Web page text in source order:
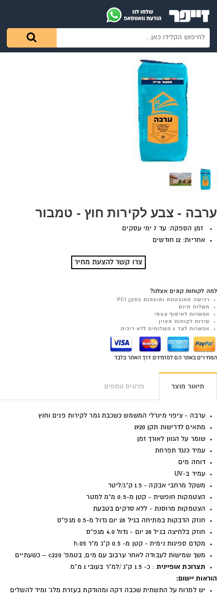
ערבה - צבע לקירות חוץ - טמבור
זמן הספקה: עד 7 ימי עסקים
אחריות: 12 חודשים
צרו קשר להצעת מחיר
למה לקוחות קונים אצלנו?
רכישה מאובטחת ומוצפנת בתקן PCI
משלוח חינם
אפשרות לאיסוף עצמי
שירות לקוחות מצוין
אפשרות לעד 6 תשלומים ללא ריבית
המחירים באתר הם למזמינים דרך האתר בלבד
תיאור מוצר פרטים נוספים
ערבה - ציפוי מינרלי המשמש כשכבת גמר לקירות פנים וחוץ
מתאים לדרישות תקן 1920
שומר על הגוון לאורך זמן
עמיד כנגד תפרחת
דוחה מים
עמיד ב-UV
משקל מרחבי אבקה - 1.5 ק"ג/ליטר
הצטמקות חופשית - קטן מ-0.5 מ"מ למטר
הצטמקות מרוסנת - ללא סדקים בטבעת
חוזק הדבקות במתיחה בגיל 28 יום גדול מ-0.5 מגפ"ס
חוזק בלחיצה בגיל 28 יום - גדול 4.0 מגפ"ס
מקדם ספיגות נימית - קטן מ- 0.5 ק"ג מ"ר
h.05
משך שמישות לעבודה לאחר ערבוב עם מים, בטמפ' 220
c– כשעתיים
תצרוכת אופיינית : כ- 1.5 ק"ג /למ"ר בעובי 1 מ"מ
הוראות יישום:
יש למרוח על התשתית שכבה דקה ומהודקת בעזרת מלג' ומיד להשלים